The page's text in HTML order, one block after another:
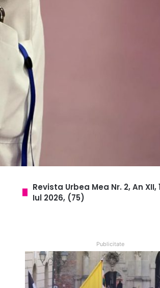
Revista Urbea Mea Nr. 2, An XII,
Iul 2026, (75)
Publicitate